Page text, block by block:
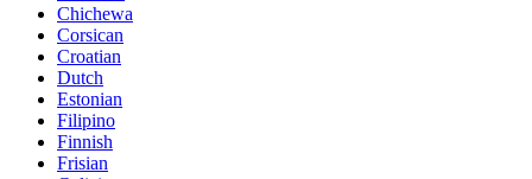
Chichewa
Corsican
Croatian
Dutch
Estonian
Filipino
Finnish
Frisian